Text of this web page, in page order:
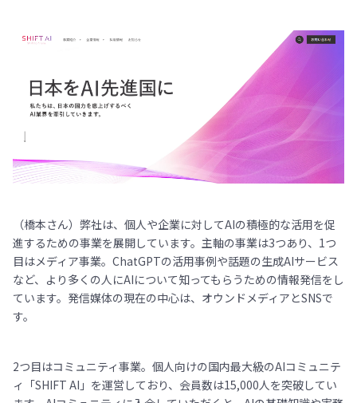
（橋本さん）弊社は、個人や企業に対してAIの積極的な活用を促
進するための事業を展開しています。主軸の事業は3つあり、1つ
目はメディア事業。ChatGPTの活用事例や話題の生成AIサービス
など、より多くの人にAIについて知ってもらうための情報発信をし
ています。発信媒体の現在の中心は、オウンドメディアとSNSで
す。
2つ目はコミュニティ事業。個人向けの国内最大級のAIコミュニテ
ィ「SHIFT AI」を運営しており、会員数は15,000人を突破してい